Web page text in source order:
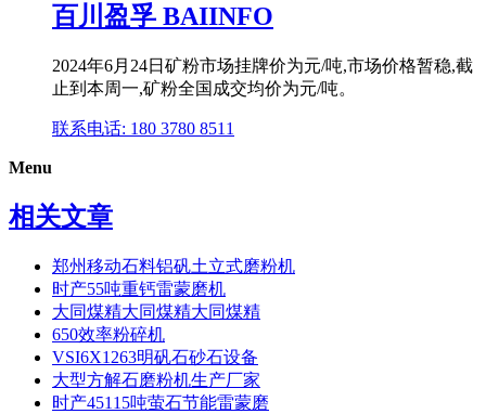
百川盈孚 BAIINFO
2024年6月24日矿粉市场挂牌价为元/吨,市场价格暂稳,截
止到本周一,矿粉全国成交均价为元/吨。
联系电话: 180 3780 8511
Menu
相关文章
郑州移动石料铝矾土立式磨粉机
时产55吨重钙雷蒙磨机
大同煤精大同煤精大同煤精
650效率粉碎机
VSI6X1263明矾石砂石设备
大型方解石磨粉机生产厂家
时产45115吨萤石节能雷蒙磨